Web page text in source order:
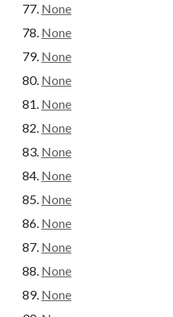
None
None
None
None
None
None
None
None
None
None
None
None
None